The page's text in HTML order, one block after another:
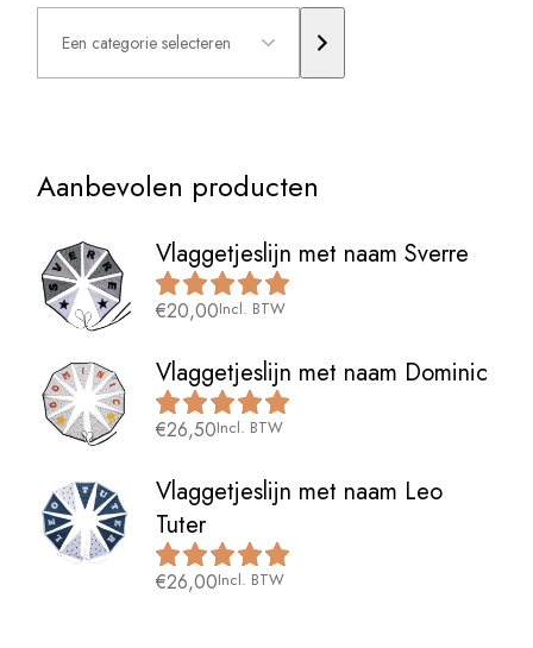
Een
categorie
selecteren
Aanbevolen producten
Vlaggetjeslijn met naam Sverre
€20,00Incl. BTW
Vlaggetjeslijn met naam Dominic
€26,50Incl. BTW
Vlaggetjeslijn met naam Leo
Tuter
€26,00Incl. BTW